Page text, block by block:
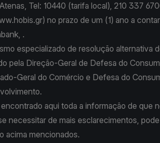
Tel: 10440 (tarifa local), 210 337
no prazo de um (1) ano a
.
especializado de resolução alternativa
pela Direção-Geral de Defesa do
Geral do Comércio e Defesa do
aqui toda a informação de que
necessitar de mais esclarecimentos,
acima mencionados.